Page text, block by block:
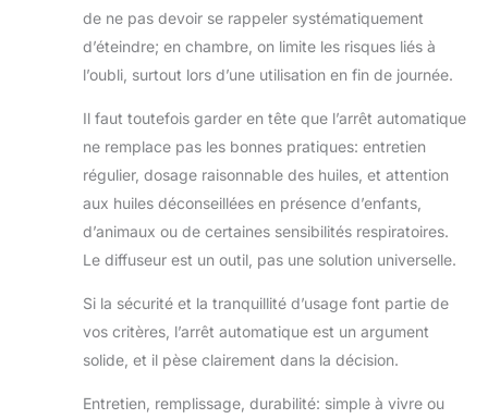
de ne pas devoir se rappeler systématiquement
d’éteindre; en chambre, on limite les risques liés à
l’oubli, surtout lors d’une utilisation en fin de journée.
Il faut toutefois garder en tête que l’arrêt automatique
ne remplace pas les bonnes pratiques: entretien
régulier, dosage raisonnable des huiles, et attention
aux huiles déconseillées en présence d’enfants,
d’animaux ou de certaines sensibilités respiratoires.
Le diffuseur est un outil, pas une solution universelle.
Si la sécurité et la tranquillité d’usage font partie de
vos critères, l’arrêt automatique est un argument
solide, et il pèse clairement dans la décision.
Entretien, remplissage, durabilité: simple à vivre ou